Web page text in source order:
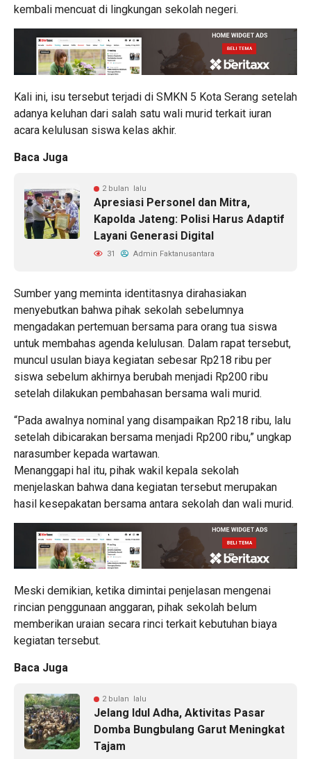
kembali mencuat di lingkungan sekolah negeri.
Kali ini, isu tersebut terjadi di SMKN 5 Kota Serang setelah
adanya keluhan dari salah satu wali murid terkait iuran
acara kelulusan siswa kelas akhir.
Baca Juga
2 bulan lalu
Apresiasi Personel dan Mitra,
Kapolda Jateng: Polisi Harus Adaptif
Layani Generasi Digital
31 Admin Faktanusantara
Sumber yang meminta identitasnya dirahasiakan
menyebutkan bahwa pihak sekolah sebelumnya
mengadakan pertemuan bersama para orang tua siswa
untuk membahas agenda kelulusan. Dalam rapat tersebut,
muncul usulan biaya kegiatan sebesar Rp218 ribu per
siswa sebelum akhirnya berubah menjadi Rp200 ribu
setelah dilakukan pembahasan bersama wali murid.
“Pada awalnya nominal yang disampaikan Rp218 ribu, lalu
setelah dibicarakan bersama menjadi Rp200 ribu,” ungkap
narasumber kepada wartawan.
Menanggapi hal itu, pihak wakil kepala sekolah
menjelaskan bahwa dana kegiatan tersebut merupakan
hasil kesepakatan bersama antara sekolah dan wali murid.
Meski demikian, ketika dimintai penjelasan mengenai
rincian penggunaan anggaran, pihak sekolah belum
memberikan uraian secara rinci terkait kebutuhan biaya
kegiatan tersebut.
Baca Juga
2 bulan lalu
Jelang Idul Adha, Aktivitas Pasar
Domba Bungbulang Garut Meningkat
Tajam